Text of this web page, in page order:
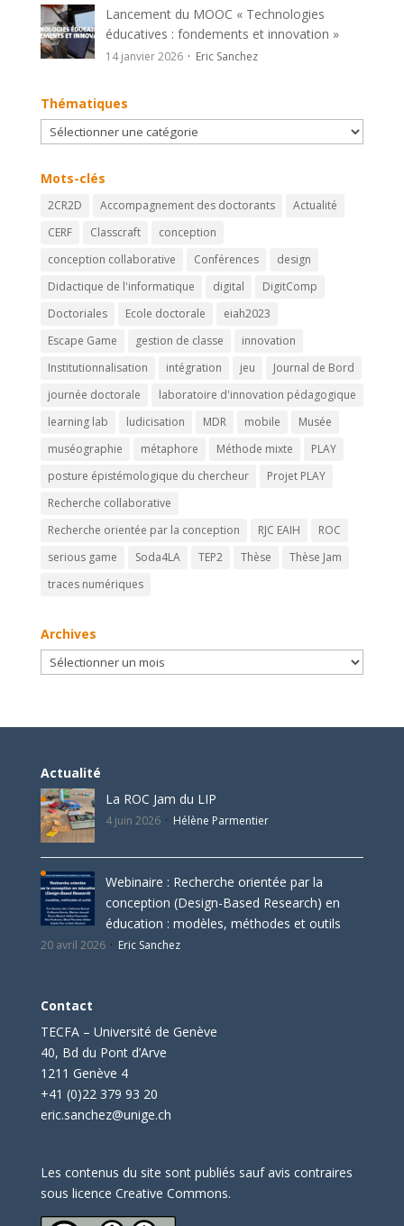
Lancement du MOOC « Technologies
éducatives : fondements et innovation »
14 janvier 2026 Eric Sanchez
Thématiques
Thématiques
Mots-clés
2CR2D Accompagnement des doctorants
Actualité
CERF
Classcraft
conception
conception collaborative
Conférences
design
Didactique de l'informatique
digital
DigitComp
Doctoriales
Ecole doctorale
eiah2023
Escape Game
gestion de classe
innovation
Institutionnalisation
intégration jeu
Journal de Bord
journée doctorale
laboratoire d'innovation pédagogique
learning lab
ludicisation MDR mobile
Musée
muséographie
métaphore Méthode mixte
PLAY
posture épistémologique du chercheur
Projet PLAY
Recherche collaborative
Recherche orientée par la conception
RJC EAIH
ROC
serious game
Soda4LA TEP2 Thèse
Thèse Jam
traces numériques
Archives
Archives
Actualité
La ROC Jam du LIP
4 juin 2026 Hélène Parmentier
Webinaire : Recherche orientée par la
conception (Design-Based Research) en
éducation : modèles, méthodes et outils
20 avril 2026 Eric Sanchez
Contact
TECFA – Université de Genève
40, Bd du Pont d’Arve
1211 Genève 4
+41 (0)22 379 93 20
eric.sanchez@unige.ch
Les contenus du site sont publiés sauf avis contraires
sous licence Creative Commons.